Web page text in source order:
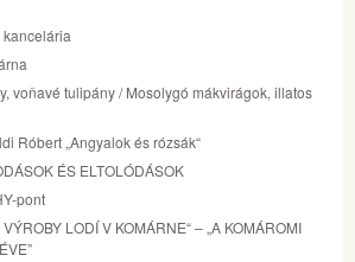
voňavé tulipány / Mosolygó mákvirágok, illatos
Róbert „Angyalok és rózsák“
ÉS ELTOLÓDÁSOK
pont
LODÍ V KOMÁRNE“ – „A KOMÁROMI